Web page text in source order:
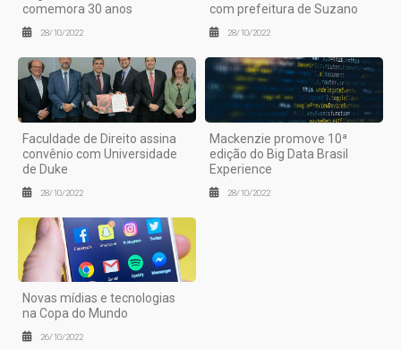
comemora 30 anos
28/10/2022
com prefeitura de Suzano
28/10/2022
Faculdade de Direito assina
convênio com Universidade
de Duke
28/10/2022
Mackenzie promove 10ª
edição do Big Data Brasil
Experience
28/10/2022
Novas mídias e tecnologias
na Copa do Mundo
26/10/2022